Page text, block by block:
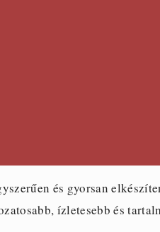
és gyorsan
ízletesebb és